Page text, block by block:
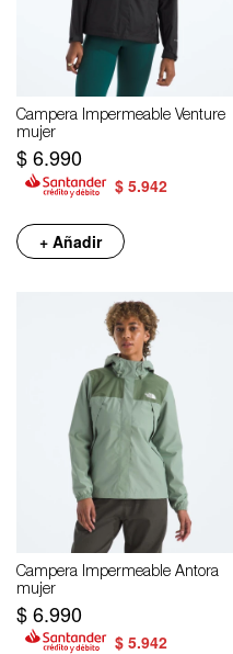
Campera Impermeable Venture
mujer
$6.990
$ 5.942
+ Añadir
Campera Impermeable Antora
mujer
$6.990
$ 5.942